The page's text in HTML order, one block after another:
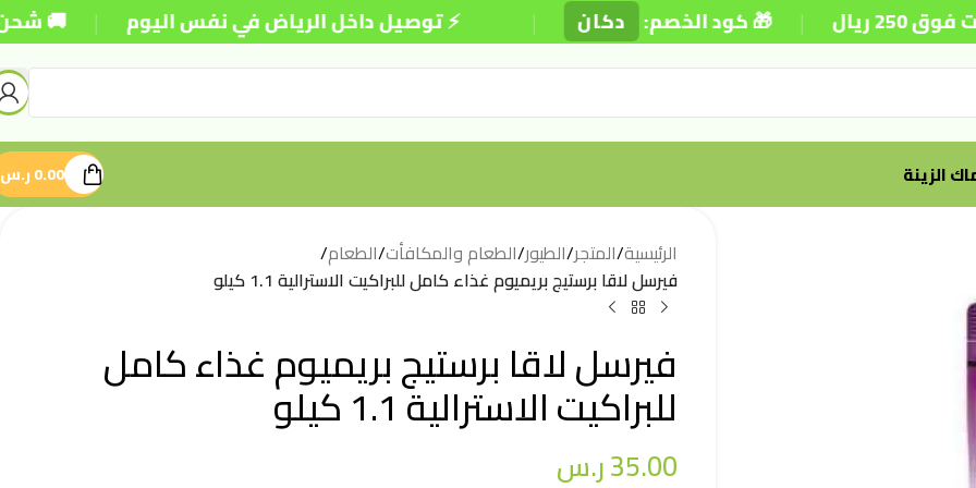
⚡ توصيل داخل الرياض في نفس اليوم | 🚚 شحن مجاني | 🎁 كود الخصم: دكان |
الزينة 0.00ر.س
الرئيسية/المتجر/الطيور/الطعام والمكافأت/الطعام/
فيرسل لاقا برستيج بريميوم غذاء كامل للبراكيت الاسترالية 1.1 كيلو
فيرسل لاقا برستيج بريميوم غذاء كامل
للبراكيت الاسترالية 1.1 كيلو
35.00ر.س